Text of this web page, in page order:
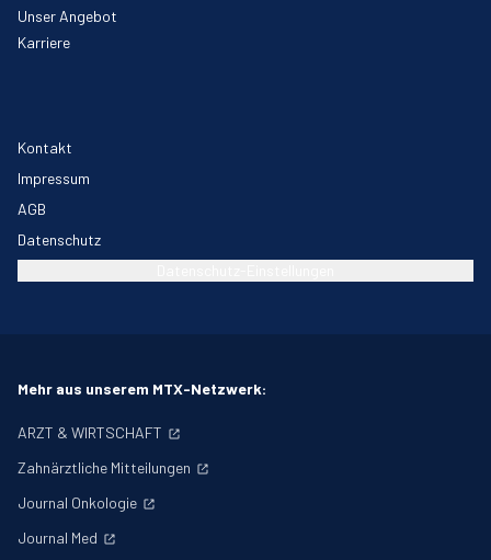
Unser Angebot
Karriere
Kontakt
Impressum
AGB
Datenschutz
Mehr aus unserem MTX-Netzwerk:
ARZT & WIRTSCHAFT
Zahnärztliche Mitteilungen
Journal Onkologie
Journal Med